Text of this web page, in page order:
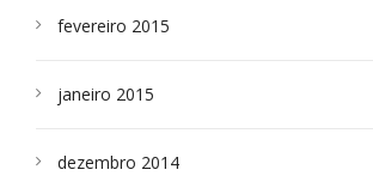
fevereiro 2015
janeiro 2015
dezembro 2014